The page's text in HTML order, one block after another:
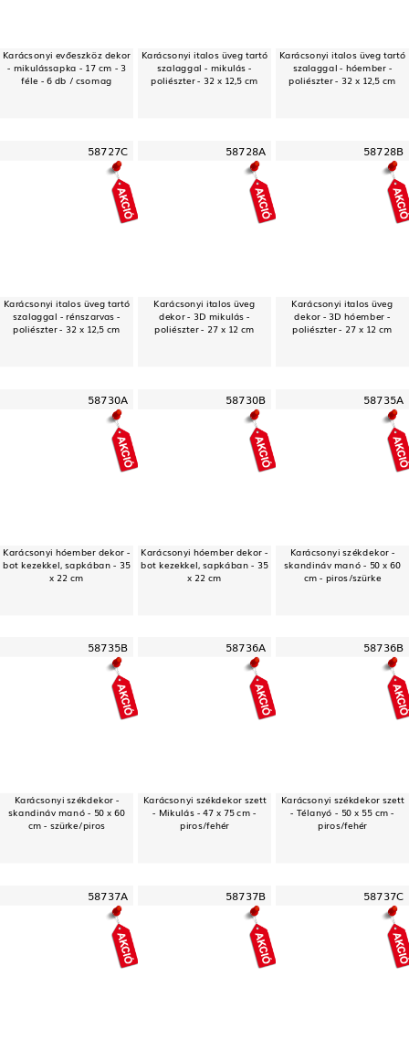
Karácsonyi evőeszköz dekor
- mikulássapka - 17 cm - 3
féle - 6 db / csomag
Karácsonyi italos üveg tartó
szalaggal - mikulás -
poliészter - 32 x 12,5 cm
Karácsonyi italos üveg tartó
szalaggal - hóember -
poliészter - 32 x 12,5 cm
58727C
Karácsonyi italos üveg tartó
szalaggal - rénszarvas -
poliészter - 32 x 12,5 cm
58728A
Karácsonyi italos üveg
dekor - 3D mikulás -
poliészter - 27 x 12 cm
58728B
Karácsonyi italos üveg
dekor - 3D hóember -
poliészter - 27 x 12 cm
58730A
Karácsonyi hóember dekor -
bot kezekkel, sapkában - 35
x 22 cm
58730B
Karácsonyi hóember dekor -
bot kezekkel, sapkában - 35
x 22 cm
58735A
Karácsonyi székdekor -
skandináv manó - 50 x 60
cm - piros/szürke
58735B
Karácsonyi székdekor -
skandináv manó - 50 x 60
cm - szürke/piros
58736A
Karácsonyi székdekor szett
- Mikulás - 47 x 75 cm -
piros/fehér
58736B
Karácsonyi székdekor szett
- Télanyó - 50 x 55 cm -
piros/fehér
58737A 58737B 58737C